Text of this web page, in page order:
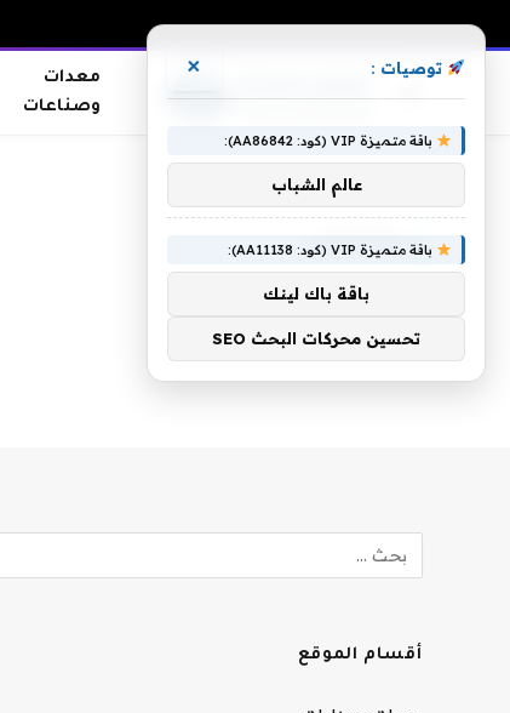
معدات
وصناعات
والخليفي
أقسام الموقع
توصيات : ×
باقة متميزة VIP (كود: AA86842):
عالم الشباب
باقة متميزة VIP (كود: AA11138):
باقة باك لينك
تحسين محركات البحث SEO